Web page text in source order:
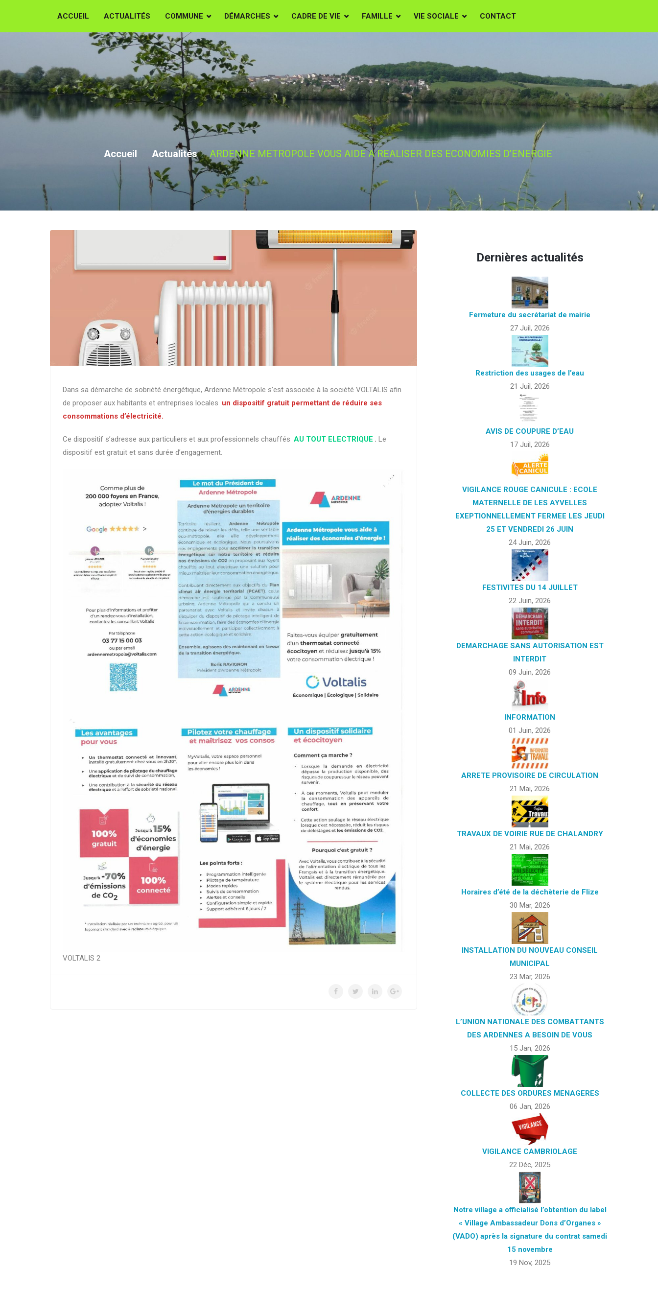
ACCUEIL ACTUALITÉS COMMUNE DÉMARCHES CADRE DE VIE FAMILLE VIE SOCIALE CONTACT
ARDENNE METROPOLE VOUS AIDE A REALISER
DES ECONOMIES D'ENERGIE
Accueil Actualités ARDENNE METROPOLE VOUS AIDE A REALISER DES ECONOMIES D’ENERGIE
Dans sa démarche de sobriété énergétique, Ardenne Métropole s’est associée à la société VOLTALIS afin
de proposer aux habitants et entreprises locales un dispositif gratuit permettant de réduire ses
consommations d’électricité.
Ce dispositif s’adresse aux particuliers et aux professionnels chauffés AU TOUT ELECTRIQUE . Le
dispositif est gratuit et sans durée d’engagement.
VOLTALIS 2
Dernières actualités
Fermeture du secrétariat de mairie
27 Juil, 2026
Restriction des usages de l’eau
21 Juil, 2026
AVIS DE COUPURE D’EAU
17 Juil, 2026
VIGILANCE ROUGE CANICULE : ECOLE
MATERNELLE DE LES AYVELLES
EXEPTIONNELLEMENT FERMEE LES JEUDI
25 ET VENDREDI 26 JUIN
24 Juin, 2026
FESTIVITES DU 14 JUILLET
22 Juin, 2026
DEMARCHAGE SANS AUTORISATION EST
INTERDIT
09 Juin, 2026
INFORMATION
01 Juin, 2026
ARRETE PROVISOIRE DE CIRCULATION
21 Mai, 2026
TRAVAUX DE VOIRIE RUE DE CHALANDRY
21 Mai, 2026
Horaires d’été de la déchèterie de Flize
30 Mar, 2026
INSTALLATION DU NOUVEAU CONSEIL
MUNICIPAL
23 Mar, 2026
L’UNION NATIONALE DES COMBATTANTS
DES ARDENNES A BESOIN DE VOUS
15 Jan, 2026
COLLECTE DES ORDURES MENAGERES
06 Jan, 2026
VIGILANCE CAMBRIOLAGE
22 Déc, 2025
Notre village a officialisé l’obtention du label
« Village Ambassadeur Dons d’Organes »
(VADO) après la signature du contrat samedi
15 novembre
19 Nov, 2025